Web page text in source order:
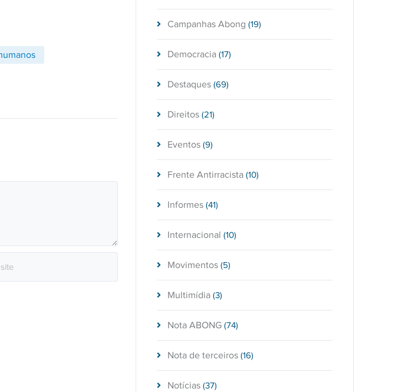
Campanhas Abong (19)
Democracia (17)
Destaques (69)
Direitos (21)
Eventos (9)
Frente Antirracista (10)
Informes (41)
Internacional (10)
Movimentos (5)
Multimídia (3)
Nota ABONG (74)
Nota de terceiros (16)
Notícias (37)